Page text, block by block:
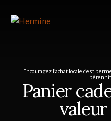
Encouragez l’achat locale c’est
content
Panier